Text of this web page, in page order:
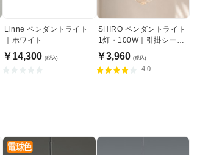
Linne ペンダントライト
｜ホワイト
￥14,300 (税込)
SHIRO ペンダントライト
1灯・100W｜引掛シーリ
ング式
￥3,960 (税込)
4.0